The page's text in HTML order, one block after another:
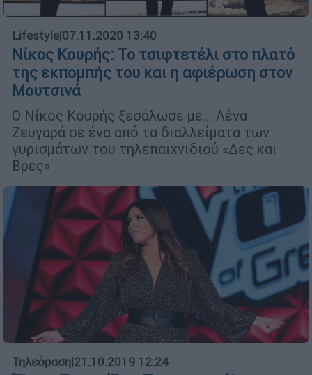
Lifestyle|07.11.2020 13:40
Νίκος Κουρής: Το τσιφτετέλι στο πλατό
της εκπομπής του και η αφιέρωση στον
Μουτσινά
Ο Νίκος Κουρής ξεσάλωσε με… Λένα
Ζευγαρά σε ένα από τα διαλλείματα των
γυρισμάτων του τηλεπαιχνιδιού «Δες και
Βρες»
Τηλεόραση|21.10.2019 12:24